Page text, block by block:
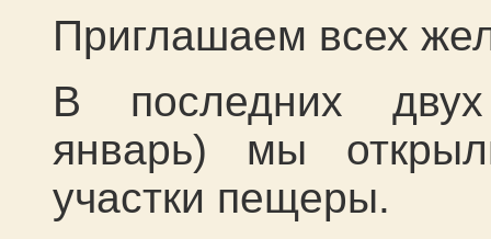
Приглашаем всех
В последних двух
январь) мы
участки пещеры.